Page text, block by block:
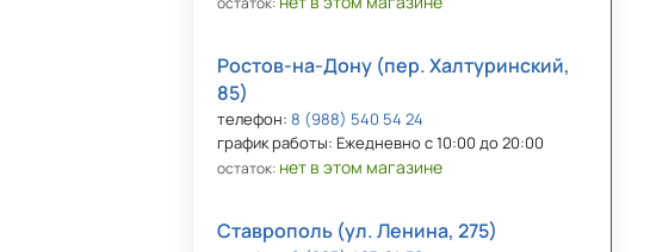
Ростов-на-Дону (пер. Халтуринский,
85)
телефон: 8 (988) 540 54 24
график работы: Ежедневно с 10:00 до 20:00
остаток: нет в этом магазине
Ставрополь (ул. Ленина, 275)